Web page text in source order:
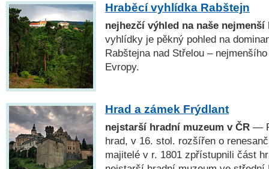
Hraběcí vyhlídka Rabštejn
nejhezčí výhled na naše
vyhlídky je pěkný pohled na
Rabštejna nad Střelou –
Evropy.
Hrad a zámek Frýdlant
nejstarší hradní muzeum v ČR —
hrad, v 16. stol. rozšířen o
majitelé v r. 1801 zpřístupnili část